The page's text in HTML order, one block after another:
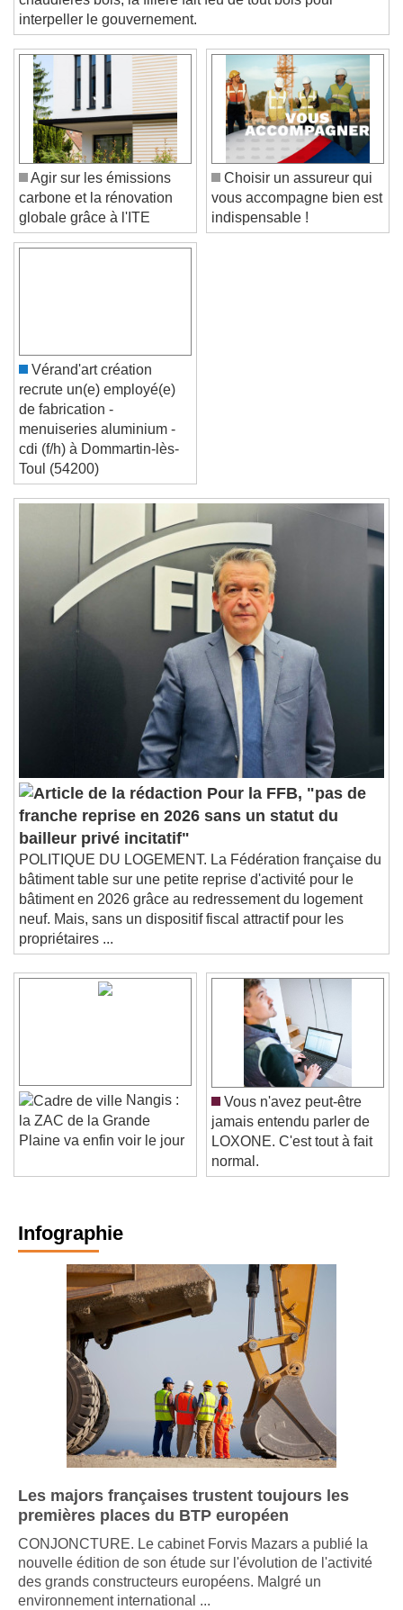
and close the window.
Text
Color Opacity
Text Background
Color Opacity
Caption Area Background
Color
Font Size
Font Family
Reset
Done
Close Modal Dialog
End of dialog window.
interpeller le gouvernement.
Agir sur les émissions
carbone et la rénovation
globale grâce à l'ITE
Choisir un assureur qui
vous accompagne bien est
indispensable !
Vérand'art création
recrute un(e) employé(e)
de fabrication -
menuiseries aluminium -
cdi (f/h) à Dommartin-lès-
Toul (54200)
Pour la FFB, "pas de
franche reprise en 2026 sans un statut du
bailleur privé incitatif"
POLITIQUE DU LOGEMENT. La Fédération française du
bâtiment table sur une petite reprise d'activité pour le
bâtiment en 2026 grâce au redressement du logement
neuf. Mais, sans un dispositif fiscal attractif pour les
propriétaires ...
Nangis :
la ZAC de la Grande
Plaine va enfin voir le jour
Vous n'avez peut-être
jamais entendu parler de
LOXONE. C'est tout à fait
normal.
Infographie
Les majors françaises trustent toujours les
premières places du BTP européen
CONJONCTURE. Le cabinet Forvis Mazars a publié la
nouvelle édition de son étude sur l'évolution de l'activité
des grands constructeurs européens. Malgré un
environnement international ...